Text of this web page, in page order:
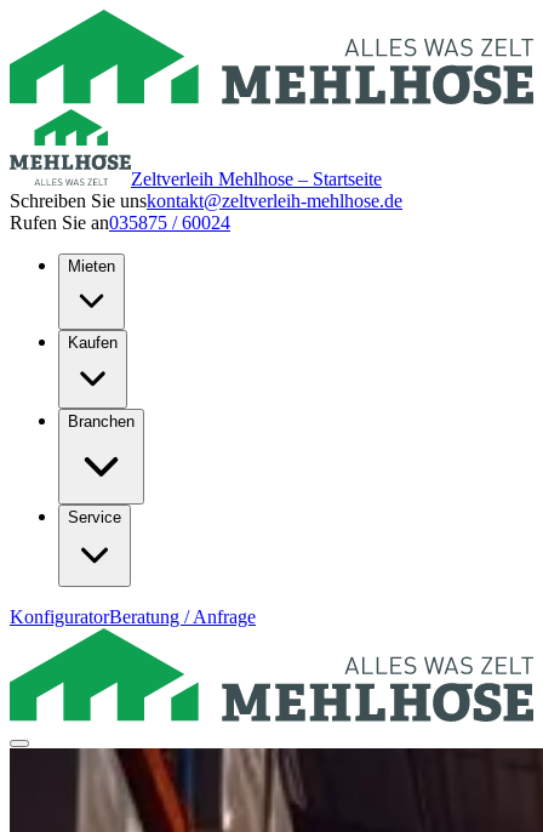
Zeltverleih Mehlhose – Startseite
Schreiben Sie unskontakt@zeltverleih-mehlhose.de
Rufen Sie an035875 / 60024
Mieten
Kaufen
Branchen
Service
KonfiguratorBeratung / Anfrage